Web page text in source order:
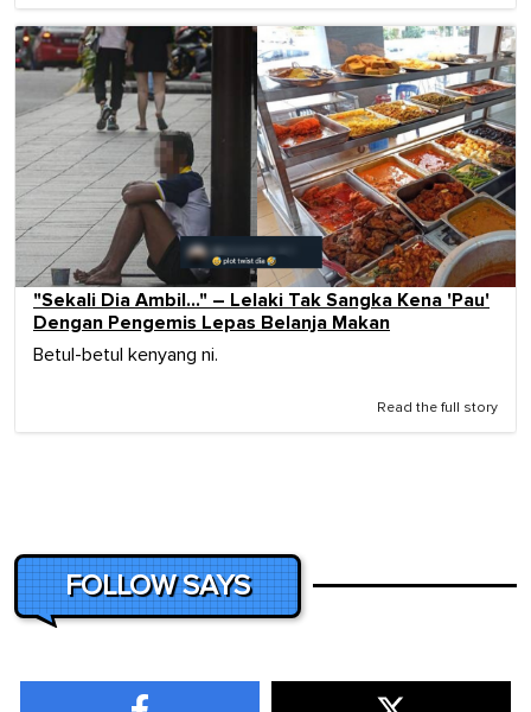
"Sekali Dia Ambil…" – Lelaki Tak Sangka Kena 'Pau'
Dengan Pengemis Lepas Belanja Makan
Betul-betul kenyang ni.
Read the full story
FOLLOW SAYS